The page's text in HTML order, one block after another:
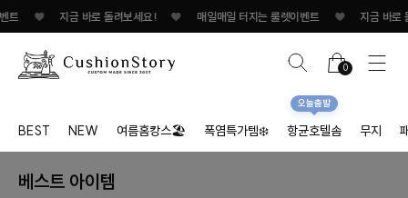
지금 바로 돌려보세요! 매일매일 터지는 룰렛이벤트 지금 바로
0
BEST NEW 여름홈캉스🏖 폭염특가템❄️ 항균호텔솜
오늘출발
무지
베스트 아이템